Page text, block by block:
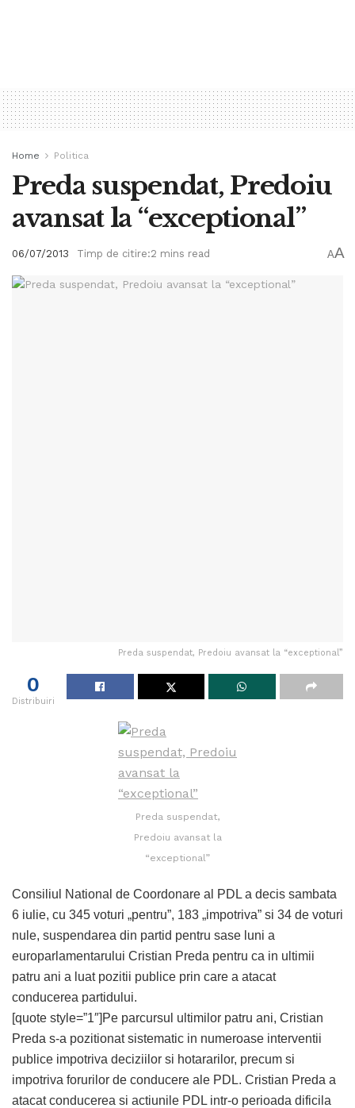
Home Politica
Preda suspendat, Predoiu
avansat la “exceptional”
06/07/2013 Timp de citire:2 mins read AA
Preda suspendat, Predoiu avansat la “exceptional”
0
Distribuiri
Preda suspendat,
Predoiu avansat la
“exceptional”
Consiliul National de Coordonare al PDL a decis sambata
6 iulie, cu 345 voturi „pentru”, 183 „impotriva” si 34 de voturi
nule, suspendarea din partid pentru sase luni a
europarlamentarului Cristian Preda pentru ca in ultimii
patru ani a luat pozitii publice prin care a atacat
conducerea partidului.
[quote style=”1″]Pe parcursul ultimilor patru ani, Cristian
Preda s-a pozitionat sistematic in numeroase interventii
publice impotriva deciziilor si hotararilor, precum si
impotriva forurilor de conducere ale PDL. Cristian Preda a
atacat conducerea si actiunile PDL intr-o perioada dificila